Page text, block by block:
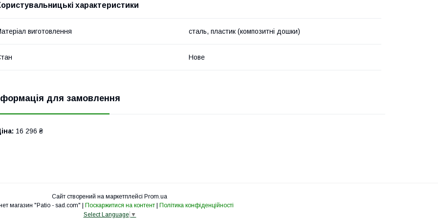
характеристики
виготовлення сталь, пластик (композитні дошки)
Нове
для замовлення
16 296 ₴
Сайт створений на маркетплейсі Prom.ua
Поскаржитися на контент
Політика конфіденційності
Select Language ▼